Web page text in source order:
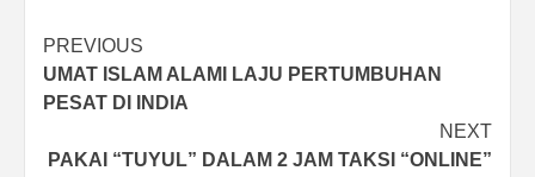
Post
navigation
PREVIOUS
UMAT ISLAM ALAMI LAJU PERTUMBUHAN
PESAT DI INDIA
NEXT
PAKAI “TUYUL” DALAM 2 JAM TAKSI “ONLINE”